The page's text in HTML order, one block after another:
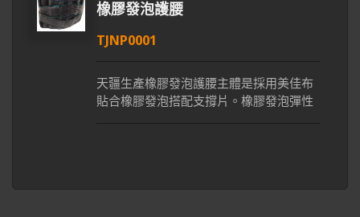
橡膠發泡護腰
TJNP0001
天疆生產橡膠發泡護腰主體是採用美佳布
貼合橡膠發泡搭配支撐片。橡膠發泡彈性
獲得舒緩也可避免造成二度傷害。我們的